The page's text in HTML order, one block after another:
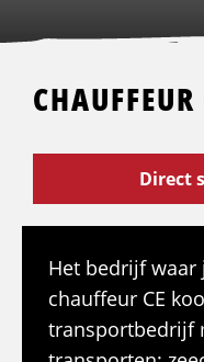
Direct
Het bedrijf waar
chauffeur CE
transportbedrijf